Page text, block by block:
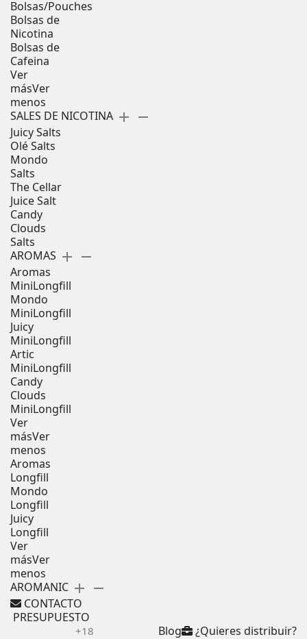
Bolsas/Pouches
Bolsas de
Nicotina
Bolsas de
Cafeina
Ver
másVer
menos
SALES DE NICOTINA add remove
Juicy Salts
Olé Salts
Mondo
Salts
The Cellar
Juice Salt
Candy
Clouds
Salts
AROMAS add remove
Aromas
MiniLongfill
Mondo
MiniLongfill
Juicy
MiniLongfill
Artic
MiniLongfill
Candy
Clouds
MiniLongfill
Ver
másVer
menos
Aromas
Longfill
Mondo
Longfill
Juicy
Longfill
Ver
másVer
menos
AROMANIC add remove
CONTACTO
PRESUPUESTO
¿Quieres distribuir?
Blog
+18